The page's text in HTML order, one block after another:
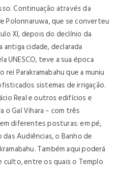
Continuação através da
Polonnaruwa, que se converteu
XI, depois do declínio da
antiga cidade, declarada
UNESCO, teve a sua época
Parakramabahu que a muniu
sistemas de irrigação.
Real e outros edifícios e
Gal Vihara – com três
diferentes posturas: em pé,
Audiências, o Banho de
Também aqui poderá
entre os quais o Templo